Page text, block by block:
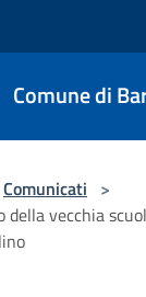
Comune di
Comunicati >
vecchia